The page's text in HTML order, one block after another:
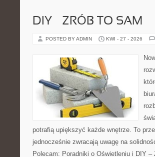
DIY – ZRÓB TO SAM
POSTED BY ADMIN KWI - 27 - 2026
potrafią upiększyć każde wnętrze. To
jednocześnie zwracają uwagę na
Polecam: Poradniki o Oświetleniu i DIY